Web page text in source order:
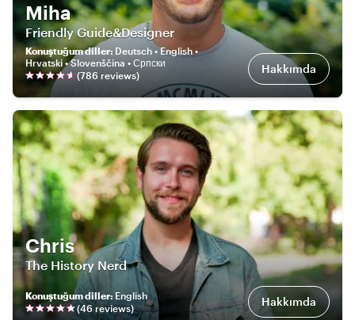
Miha
Friendly Guide&Designer
Konuştuğum diller: Deutsch • English •
Hrvatski • Slovenščina • Српски
(786 reviews) Hakkımda
Chris
The History Nerd
Konuştuğum diller: English
(46 reviews) Hakkımda